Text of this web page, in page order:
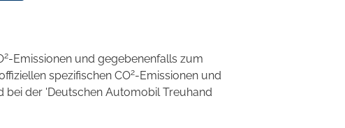
2-Emissionen und gegebenenfalls zum
spezifischen CO2-Emissionen und
bei der 'Deutschen Automobil Treuhand